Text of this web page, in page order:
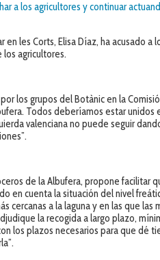
a los agricultores y continuar
les Corts, Elisa Díaz, ha acusado a
los agricultores.
los grupos del Botànic en la
Todos deberíamos estar
valenciana no puede seguir
de la Albufera, propone facilitar
en cuenta la situación del nivel
cercanas a la laguna y en las que
la recogida a largo plazo,
los plazos necesarios para que dé